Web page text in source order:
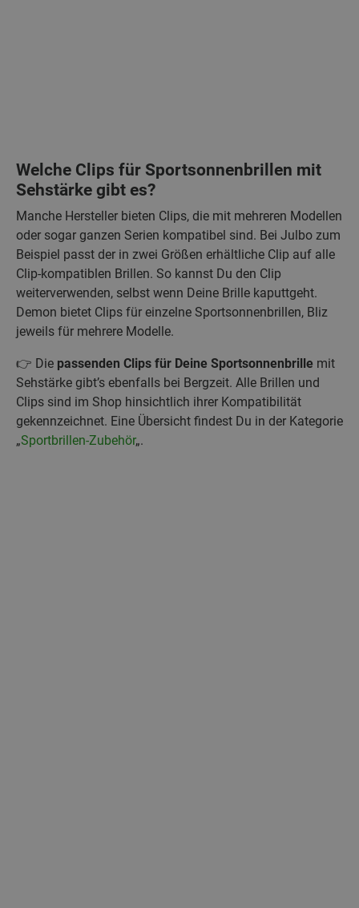
Welche Clips für Sportsonnenbrillen mit
Sehstärke gibt es?
Manche Hersteller bieten Clips, die mit mehreren Modellen
oder sogar ganzen Serien kompatibel sind. Bei Julbo zum
Beispiel passt der in zwei Größen erhältliche Clip auf alle
Clip-kompatiblen Brillen. So kannst Du den Clip
weiterverwenden, selbst wenn Deine Brille kaputtgeht.
Demon bietet Clips für einzelne Sportsonnenbrillen, Bliz
jeweils für mehrere Modelle.
👉 Die passenden Clips für Deine Sportsonnenbrille mit
Sehstärke gibt’s ebenfalls bei Bergzeit. Alle Brillen und
Clips sind im Shop hinsichtlich ihrer Kompatibilität
gekennzeichnet. Eine Übersicht findest Du in der Kategorie
„Sportbrillen-Zubehör„.